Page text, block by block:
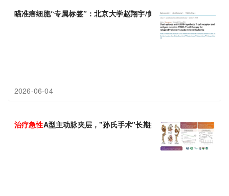
瞄准癌细胞“专属标签”：北京大学赵翔宇/黄晓军等团队开发新型T
2026-06-04
治疗急性A型主动脉夹层，"孙氏手术"长期疗效满意 -- 德达医院孙